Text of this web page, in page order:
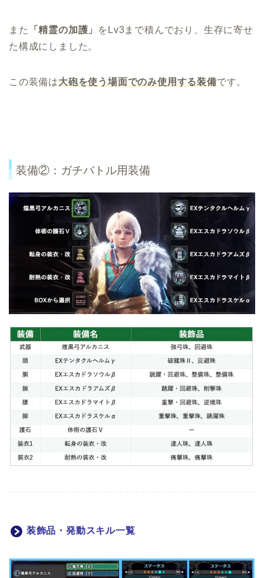
また 「精霊の加護」
をLv3まで積んでおり、生存に寄せ
た構成にしました。
この装備は大砲を使う場面でのみ使用する装備です。
装備②：ガチバトル用装備
装飾品・発動スキル一覧